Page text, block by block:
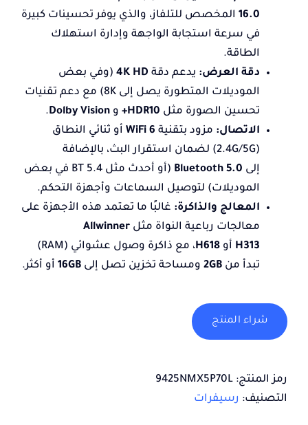
16.0 المخصص للتلفاز، والذي يوفر تحسينات كبيرة
في سرعة استجابة الواجهة وإدارة استهلاك
الطاقة.
دقة العرض: يدعم دقة 4K HD (وفي بعض
الموديلات المتطورة يصل إلى 8K) مع دعم تقنيات
تحسين الصورة مثل HDR10+ و Dolby Vision
.
الاتصال: مزود بتقنية WiFi 6 أو ثنائي النطاق
(2.4G/5G) لضمان استقرار البث، بالإضافة
إلى Bluetooth 5.0
(أو أحدث مثل BT 5.4 في بعض
الموديلات) لتوصيل السماعات وأجهزة التحكم.
المعالج والذاكرة: غالبًا ما تعتمد هذه الأجهزة على
معالجات رباعية النواة مثل Allwinner
H313 أو H618
، مع ذاكرة وصول عشوائي (RAM)
تبدأ من 2GB ومساحة تخزين تصل إلى 16GB أو أكثر.
شراء المنتج
رمز المنتج: 9425NMX5P70L
التصنيف: رسيفرات